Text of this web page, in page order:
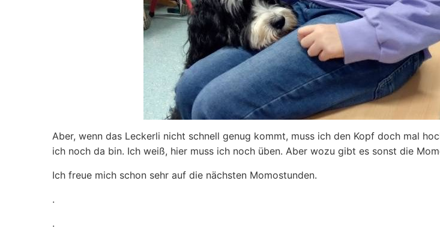
Aber, wenn das Leckerli nicht schnell genug kommt, muss ich den Kopf doch mal
ich noch da bin. Ich weiß, hier muss ich noch üben. Aber wozu gibt es sonst die
Ich freue mich schon sehr auf die nächsten Momostunden.
.
.